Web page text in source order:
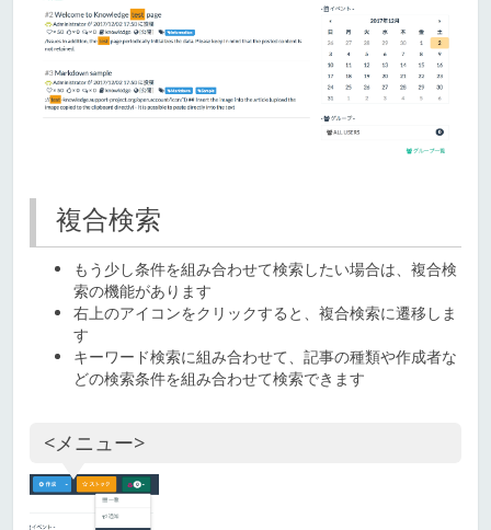
複合検索
もう少し条件を組み合わせて検索したい場合は、複合検
索の機能があります
右上のアイコンをクリックすると、複合検索に遷移しま
す
キーワード検索に組み合わせて、記事の種類や作成者な
どの検索条件を組み合わせて検索できます
<メニュー>